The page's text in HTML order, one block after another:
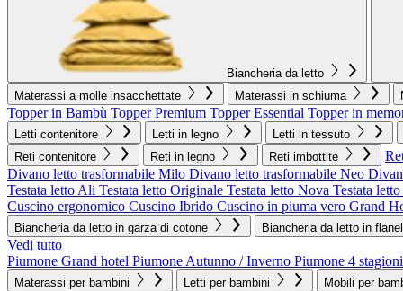
Biancheria da letto
Materassi a molle insacchettate
Materassi in schiuma
Topper in Bambù Topper Premium Topper Essential Topper in
Letti contenitore Letti in legno Letti in tessuto
Reti contenitore Reti in legno Reti imbottite
Divano letto trasformabile Milo Divano letto trasformabile Neo
Testata letto Ali Testata letto Originale Testata letto Nova Testata
Cuscino ergonomico Cuscino Ibrido Cuscino in piuma vero Grand
Biancheria da letto in garza di cotone Biancheria da letto in
Vedi tutto
Piumone Grand hotel Piumone Autunno / Inverno Piumone 4 stagioni
Materassi per bambini Letti per bambini Mobili per